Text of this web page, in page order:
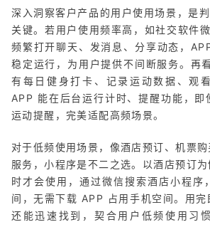
深入洞察客户产品的用户使用场景，是
关键。若用户使用频率高，如社交软件
频繁打开聊天、发消息、分享动态，
稳定运行，为用户提供不间断服务。再
有每日健身打卡、记录运动数据、观
APP 能在后台运行计时、提醒功能，即
运动提醒，完美适配高频场景。
对于低频使用场景，像酒店预订、机票
服务，小程序是不二之选。以酒店预订
时才会使用，通过微信搜索酒店小程序
间，无需下载 APP 占用手机空间。用
还能迅速找到，契合用户低频使用习